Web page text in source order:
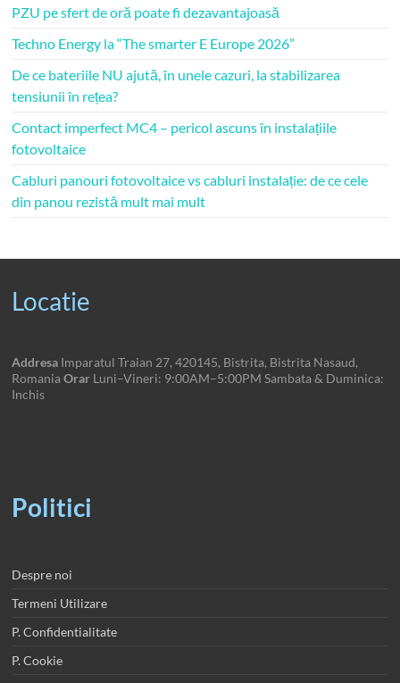
PZU pe sfert de oră poate fi dezavantajoasă
Techno Energy la “The smarter E Europe 2026”
De ce bateriile NU ajută, în unele cazuri, la stabilizarea
tensiunii în rețea?
Contact imperfect MC4 – pericol ascuns în instalațiile
fotovoltaice
Cabluri panouri fotovoltaice vs cabluri instalație: de ce cele
din panou rezistă mult mai mult
Locatie
Addresa Imparatul Traian 27, 420145, Bistrita, Bistrita Nasaud,
RomaniaOrar Luni–Vineri: 9:00AM–5:00PM Sambata & Duminica:
Inchis
Politici
Despre noi
Termeni Utilizare
P. Confidentialitate
P. Cookie